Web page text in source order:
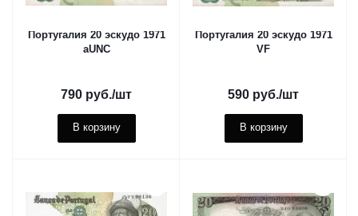
Португалия 20 эскудо 1971
aUNC
790 руб./шт
В корзину
Португалия 20 эскудо 1971
VF
590 руб./шт
В корзину